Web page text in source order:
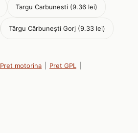
Targu Carbunesti (9.36 lei)
Târgu Cărbunești Gorj (9.33 lei)
Pret motorina Pret GPL